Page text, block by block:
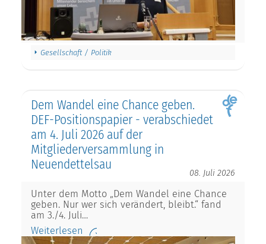
Gesellschaft / Politik
Dem Wandel eine Chance geben.
DEF-Positionspapier - verabschiedet
am 4. Juli 2026 auf der
Mitgliederversammlung in
Neuendettelsau
08. Juli 2026
Unter dem Motto „Dem Wandel eine Chance
geben. Nur wer sich verändert, bleibt.“ fand
am 3./4. Juli…
Weiterlesen